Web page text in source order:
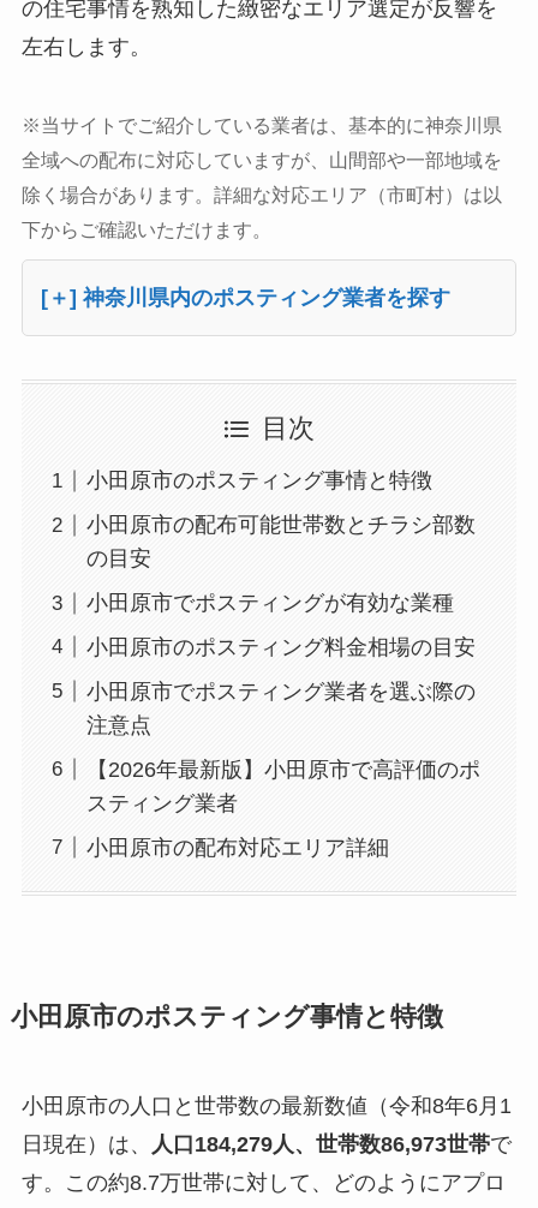
の住宅事情を熟知した緻密なエリア選定が反響を
左右します。
※当サイトでご紹介している業者は、基本的に神奈川県
全域への配布に対応していますが、山間部や一部地域を
除く場合があります。詳細な対応エリア（市町村）は以
下からご確認いただけます。
[＋] 神奈川県内のポスティング業者を探す
目次
小田原市のポスティング事情と特徴
小田原市の配布可能世帯数とチラシ部数
の目安
小田原市でポスティングが有効な業種
小田原市のポスティング料金相場の目安
小田原市でポスティング業者を選ぶ際の
注意点
【2026年最新版】小田原市で高評価のポ
スティング業者
小田原市の配布対応エリア詳細
小田原市のポスティング事情と特徴
小田原市の人口と世帯数の最新数値（令和8年6月1
日現在）は、
人口184,279人、世帯数86,973世帯で
す。この約8.7万世帯に対して、どのようにアプロ